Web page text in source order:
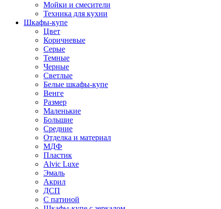
Мойки и смесители
Техника для кухни
Шкафы-купе
Цвет
Коричневые
Серые
Темные
Черные
Светлые
Белые шкафы-купе
Венге
Размер
Маленькие
Большие
Средние
Отделка и материал
МДФ
Пластик
Alvic Luxe
Эмаль
Акрил
ДСП
С патиной